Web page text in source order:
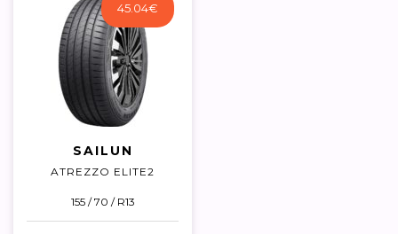
45.04€
SAILUN
ATREZZO ELITE2
155 / 70 / R13